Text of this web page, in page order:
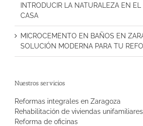
INTRODUCIR LA NATURALEZA EN
CASA
MICROCEMENTO EN BAÑOS EN
SOLUCIÓN MODERNA PARA TU
Nuestros servicios
Reformas integrales en Zaragoza
Rehabilitación de viviendas unifamiliares
Reforma de oficinas